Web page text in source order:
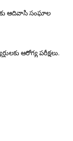
ఆదివాసి సంఘాల
ఆరోగ్య పరీక్షలు.